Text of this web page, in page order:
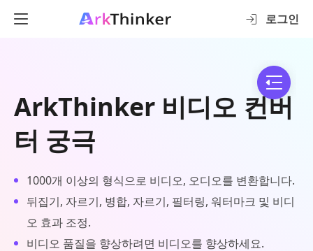
로그인
ArkThinker 비디오 컨버
터 궁극
1000개 이상의 형식으로 비디오, 오디오를 변환합니다.
뒤집기, 자르기, 병합, 자르기, 필터링, 워터마크 및 비디
오 효과 조정.
비디오 품질을 향상하려면 비디오를 향상하세요.